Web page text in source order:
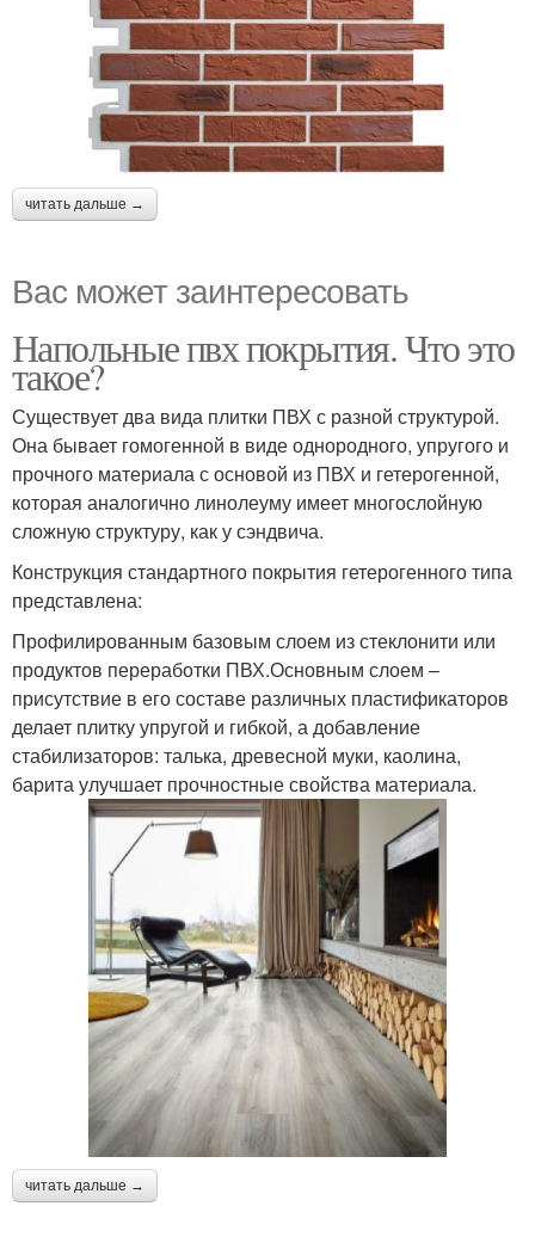
читать дальше →
Вас может заинтересовать
Напольные пвх покрытия. Что это
такое?
Существует два вида плитки ПВХ с разной структурой.
Она бывает гомогенной в виде однородного, упругого и
прочного материала с основой из ПВХ и гетерогенной,
которая аналогично линолеуму имеет многослойную
сложную структуру, как у сэндвича.
Конструкция стандартного покрытия гетерогенного типа
представлена:
Профилированным базовым слоем из стеклонити или
продуктов переработки ПВХ.Основным слоем –
присутствие в его составе различных пластификаторов
делает плитку упругой и гибкой, а добавление
стабилизаторов: талька, древесной муки, каолина,
барита улучшает прочностные свойства материала.
читать дальше →